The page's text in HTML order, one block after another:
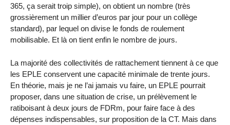
365, ça serait troip simple), on obtient un nombre (très
grossièrement un millier d’euros par jour pour un collège
standard), par lequel on divise le fonds de roulement
mobilisable. Et là on tient enfin le nombre de jours.
La majorité des collectivités de rattachement tiennent à ce que
les EPLE conservent une capacité minimale de trente jours.
En théorie, mais je ne l’ai jamais vu faire, un EPLE pourrait
proposer, dans une situation de crise, un prélèvement le
ratiboisant à deux jours de FDRm, pour faire face à des
dépenses indispensables, sur proposition de la CT. Mais dans